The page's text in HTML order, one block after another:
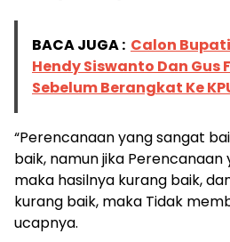
BACA JUGA : Calon
Hendy Siswanto Dan Gus
Sebelum Berangkat Ke
“Perencanaan yang sangat
baik, namun jika Perencanaan
maka hasilnya kurang baik,
kurang baik, maka Tidak
ucapnya.